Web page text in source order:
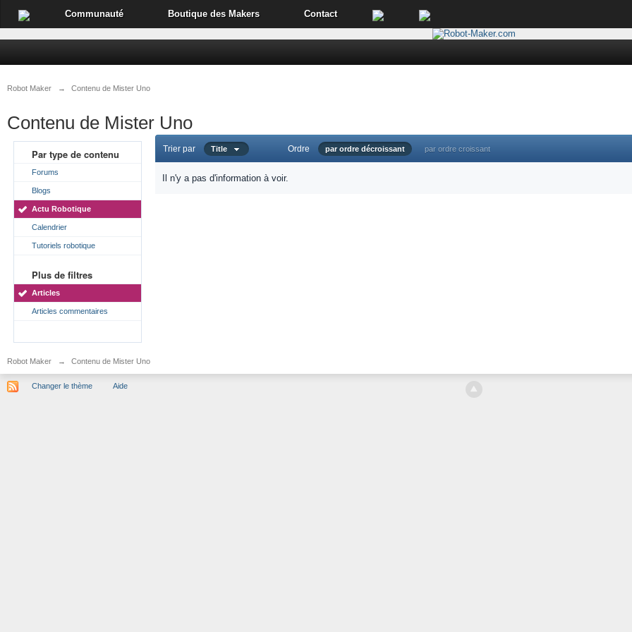
Communauté Boutique des Makers Contact
Robot Maker → Contenu de Mister Uno
Contenu de Mister Uno
Par type de contenu
Forums
Blogs
Actu Robotique
Calendrier
Tutoriels robotique
Plus de filtres
Articles
Articles commentaires
Trier par Title Ordre par ordre décroissant par ordre croissant
Il n'y a pas d'information à voir.
Robot Maker → Contenu de Mister Uno
Changer le thème Aide